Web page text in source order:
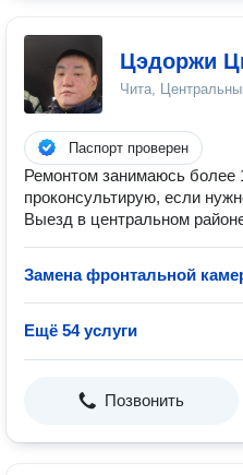
Цэдоржи
Чита,
Паспорт проверен
Ремонтом занимаюсь более
проконсультирую, если
Выезд в центральном
Замена фронтальной
Ещё 54 услуги
Позвонить